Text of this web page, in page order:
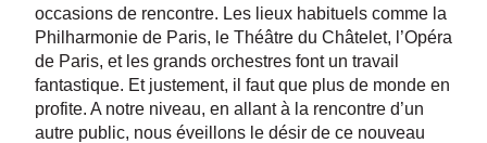
occasions de rencontre. Les lieux habituels comme la
Philharmonie de Paris, le Théâtre du Châtelet, l’Opéra
de Paris, et les grands orchestres font un travail
fantastique. Et justement, il faut que plus de monde en
profite. A notre niveau, en allant à la rencontre d’un
autre public, nous éveillons le désir de ce nouveau